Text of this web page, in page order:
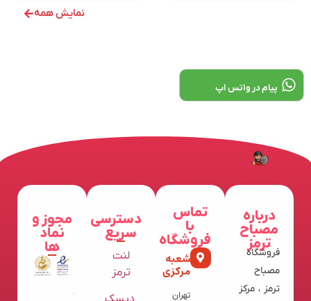
نمایش همه
پیام در واتس اپ
درباره
مصباح
ترمز
فروشگاه
مصباح
ترمز ، مرکز
تماس
با
فروشگاه
شعبه
مرکزی
تهران
دسترسی
سریع
لنت
ترمز
مجوز و
نماد
ها